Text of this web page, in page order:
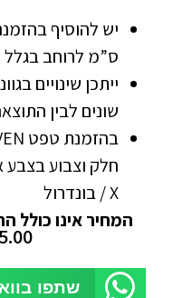
ס”מ לרוחב בגלל
ייתכן שינויים
שונים לבין
חלק וצבוע בצבע
X / בונדרול
המחיר אינו כולל
שתפו